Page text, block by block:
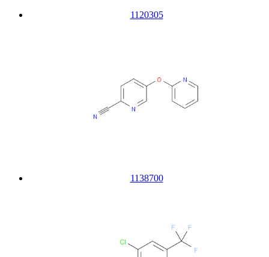
1120305
1138700